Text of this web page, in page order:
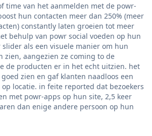
time van het aanmelden met de powr-
hun contacten meer dan 250% (meer
constantly laten groeien tot meer
behulp van powr social voeden op hun
als een visuele manier om hun
zien, aangezien ze coming to de
de producten er in het echt uitzien. het
zien en gaf klanten naadloos een
locatie. in feite reported dat bezoekers
met powr-apps op hun site, 2,5 keer
dan enige andere persoon op hun